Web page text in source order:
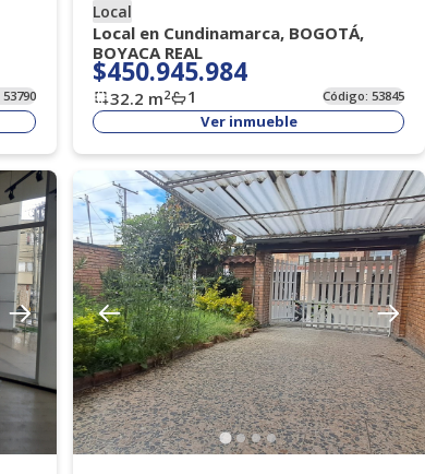
53790
Local
Local en Cundinamarca, BOGOTÁ,
BOYACA REAL
$450.945.984
32.2 m2 1 Código:53845
Ver inmueble